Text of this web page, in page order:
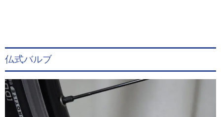
仏式バルブ